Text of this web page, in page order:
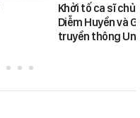
Khởi tố ca sĩ chủ
Diễm Huyền và
truyền thông